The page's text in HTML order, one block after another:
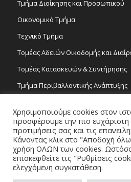
Τμήμα Διοίκησης και Προσωπικού
Οικονομικό Τμήμα
Τεχνικό Τμήμα
Τομέας Αδειών Οικοδομής και
Τομέας Κατασκευών & Συντήρησης
Τμήμα Περιβαλλοντικής Ανάπτυξης
Τομέας Γραμμάτων και Τεχνών
Τροχονομία
Χρησιμοποιούμε cookies στον
προσφέρουμε την πιο ευχάριστη
προτιμήσεις σας και τις
Κάνοντας κλικ στο "Αποδοχή
χρήση ΟΛΩΝ των cookies.
επισκεφθείτε τις "Ρυθμίσεις
ελεγχόμενη συγκατάθεση.